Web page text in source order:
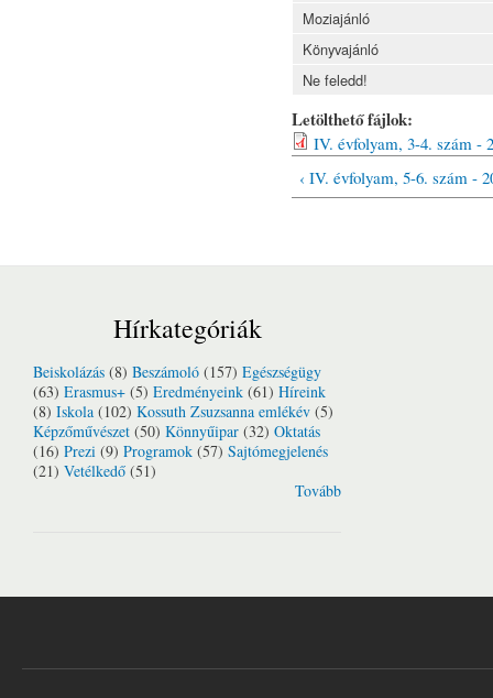
Moziajánló
Könyvajánló
Ne feledd!
Letölthető fájlok:
IV. évfolyam, 3-4. szám -
‹ IV. évfolyam, 5-6. szám -
Hírkategóriák
Beiskolázás (8) Beszámoló (157) Egészségügy
(63) Erasmus+ (5) Eredményeink (61) Híreink
(8) Iskola (102) Kossuth Zsuzsanna emlékév (5)
Képzőművészet (50) Könnyűipar (32) Oktatás
(16) Prezi (9) Programok (57) Sajtómegjelenés
(21) Vetélkedő (51)
Tovább